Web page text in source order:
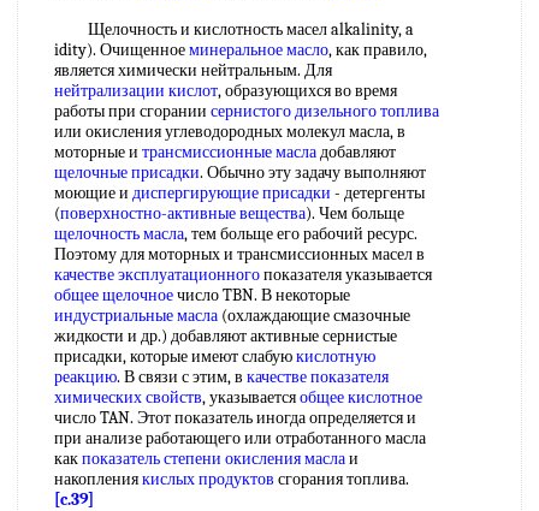
Щелочность и кислотность масел alkalinity, a
idity). Очищенноеминеральное масло, как правило,
является химически нейтральным. Для
нейтрализации кислот, образующихся во время
работы при сгорании сернистого дизельного топлива
или окисления углеводородных молекул масла, в
моторные и трансмиссионные масладобавляют
щелочные присадки. Обычно эту задачу выполняют
моющие и диспергирующие присадки - детергенты
(поверхностно-активные вещества). Чем больще
щелочность масла, тем больще его рабочий ресурс.
Поэтому для моторных и трансмиссионных масел в
качестве эксплуатационногопоказателя указывается
общее щелочноечисло TBN. В некоторые
индустриальные масла (охлаждающие смазочные
жидкости и др.) добавляют активные сернистые
присадки, которые имеют слабуюкислотную
реакцию. В связи с этим, в качестве показателя
химических свойств, указываетсяобщее кислотное
число TAN. Этот показатель иногда определяется и
при анализе работающего или отработанного масла
какпоказатель степени окисления маслаи
накоплениякислых продуктов сгорания топлива.
[c.39]